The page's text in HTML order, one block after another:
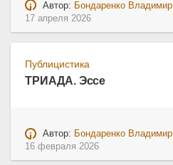
Автор: Бондаренко Владимир
17 апреля 2026
Публицистика
ТРИАДА. Эссе
Автор: Бондаренко Владимир
16 февраля 2026